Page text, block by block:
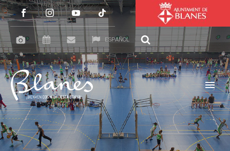
ESPAÑOL